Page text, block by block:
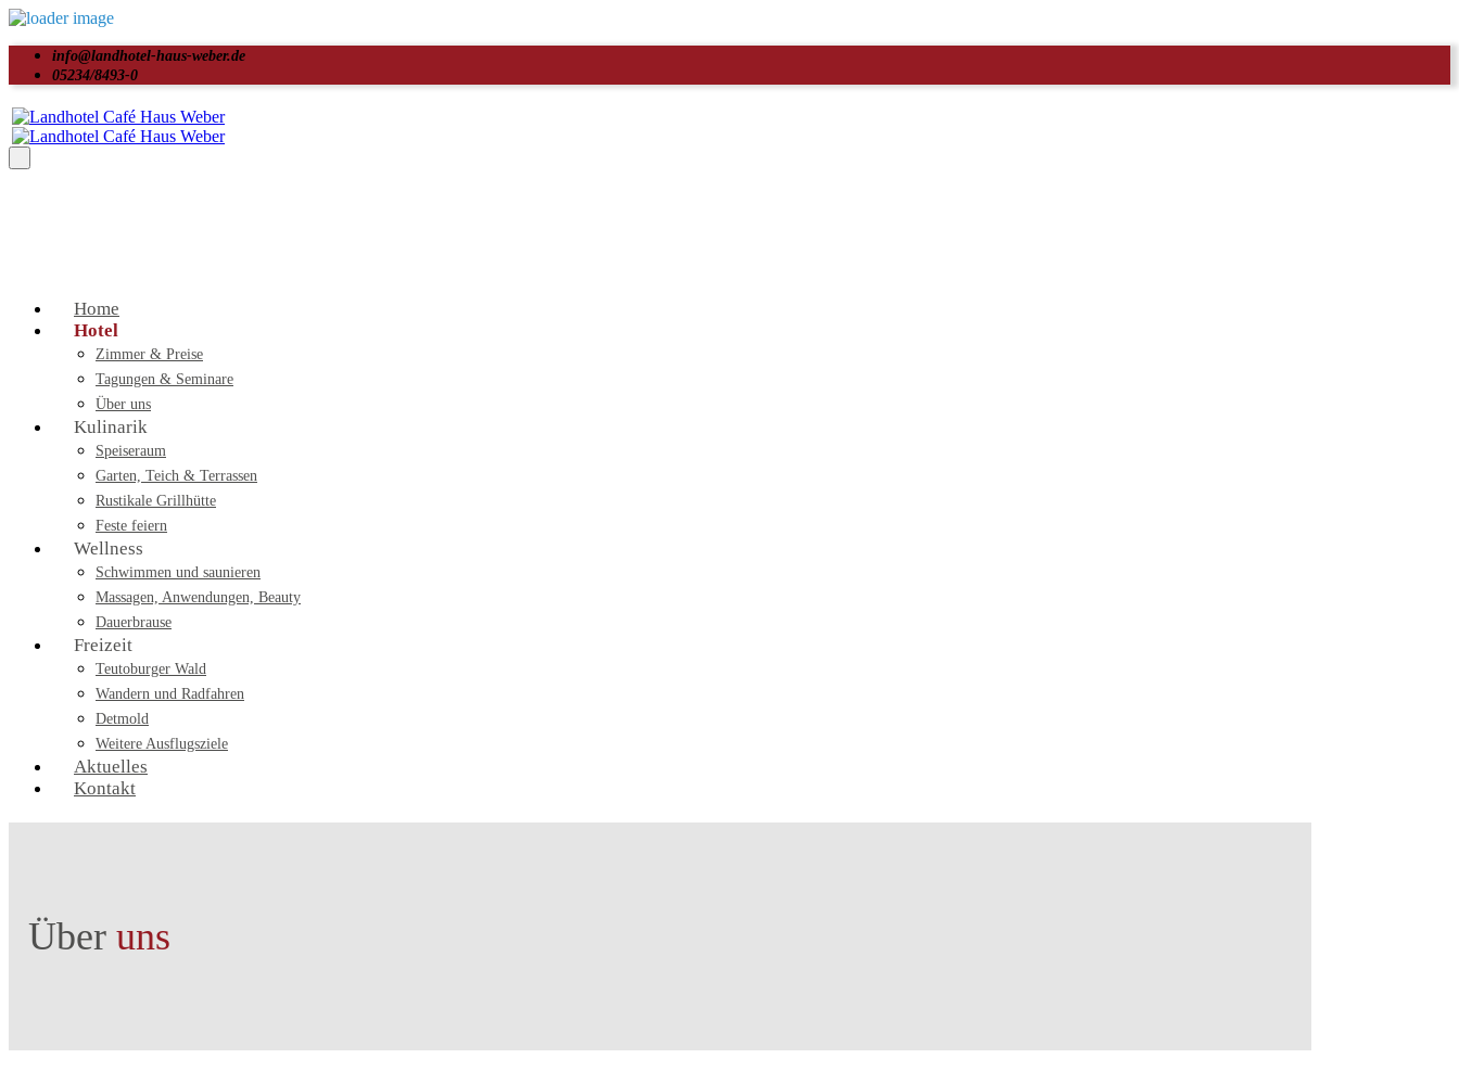
info@landhotel-haus-weber.de
05234/8493-0
Home
Hotel
Zimmer & Preise
Tagungen & Seminare
Über uns
Kulinarik
Speiseraum
Garten, Teich & Terrassen
Rustikale Grillhütte
Feste feiern
Wellness
Schwimmen und saunieren
Massagen, Anwendungen, Beauty
Dauerbrause
Freizeit
Teutoburger Wald
Wandern und Radfahren
Detmold
Weitere Ausflugsziele
Aktuelles
Kontakt
Über uns